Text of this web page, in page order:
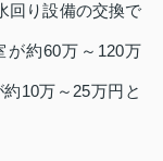
回り設備の交換で
が約60万～120万
10万～25万円と